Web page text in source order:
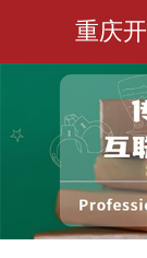
重庆